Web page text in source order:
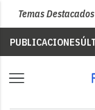
Temas Destacados
PUBLICACIONES